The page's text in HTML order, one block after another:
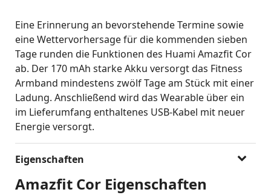
Eine Erinnerung an bevorstehende Termine sowie
eine Wettervorhersage für die kommenden sieben
Tage runden die Funktionen des Huami Amazfit Cor
ab. Der 170 mAh starke Akku versorgt das Fitness
Armband mindestens zwölf Tage am Stück mit einer
Ladung. Anschließend wird das Wearable über ein
im Lieferumfang enthaltenes USB-Kabel mit neuer
Energie versorgt.
Eigenschaften
Amazfit Cor Eigenschaften